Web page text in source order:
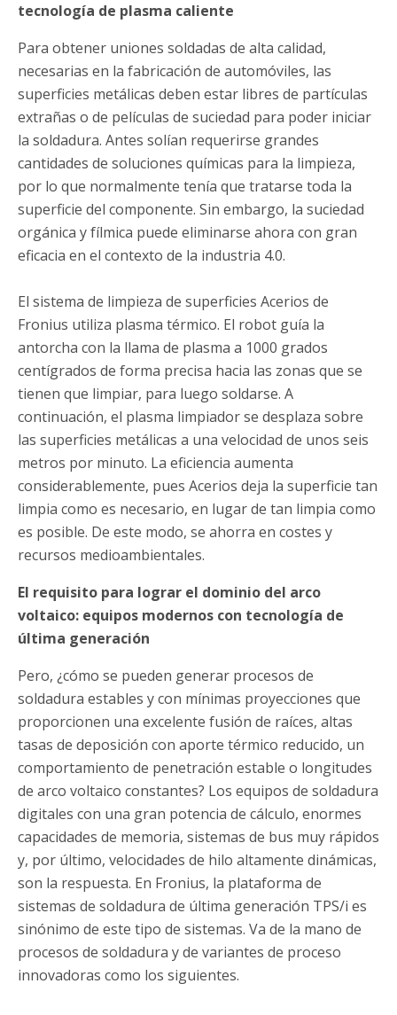
tecnología de plasma caliente
Para obtener uniones soldadas de alta calidad,
necesarias en la fabricación de automóviles, las
superficies metálicas deben estar libres de partículas
extrañas o de películas de suciedad para poder iniciar
la soldadura. Antes solían requerirse grandes
cantidades de soluciones químicas para la limpieza,
por lo que normalmente tenía que tratarse toda la
superficie del componente. Sin embargo, la suciedad
orgánica y fílmica puede eliminarse ahora con gran
eficacia en el contexto de la industria 4.0.
El sistema de limpieza de superficies Acerios de
Fronius utiliza plasma térmico. El robot guía la
antorcha con la llama de plasma a 1000 grados
centígrados de forma precisa hacia las zonas que se
tienen que limpiar, para luego soldarse. A
continuación, el plasma limpiador se desplaza sobre
las superficies metálicas a una velocidad de unos seis
metros por minuto. La eficiencia aumenta
considerablemente, pues Acerios deja la superficie tan
limpia como es necesario, en lugar de tan limpia como
es posible. De este modo, se ahorra en costes y
recursos medioambientales.
El requisito para lograr el dominio del arco
voltaico: equipos modernos con tecnología de
última generación
Pero, ¿cómo se pueden generar procesos de
soldadura estables y con mínimas proyecciones que
proporcionen una excelente fusión de raíces, altas
tasas de deposición con aporte térmico reducido, un
comportamiento de penetración estable o longitudes
de arco voltaico constantes? Los equipos de soldadura
digitales con una gran potencia de cálculo, enormes
capacidades de memoria, sistemas de bus muy rápidos
y, por último, velocidades de hilo altamente dinámicas,
son la respuesta. En Fronius, la plataforma de
sistemas de soldadura de última generación TPS/i es
sinónimo de este tipo de sistemas. Va de la mano de
procesos de soldadura y de variantes de proceso
innovadoras como los siguientes.